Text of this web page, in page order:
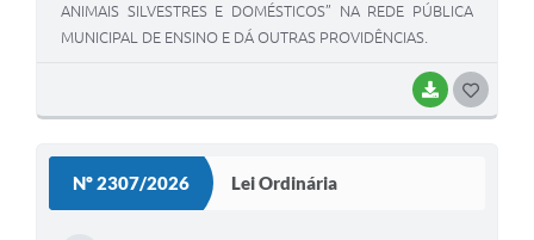
BAIXAR
ANIMAIS SILVESTRES E DOMÉSTICOS” NA REDE PÚBLICA
MUNICIPAL DE ENSINO E DÁ OUTRAS PROVIDÊNCIAS.
Nº 2307/2026 Lei Ordinária